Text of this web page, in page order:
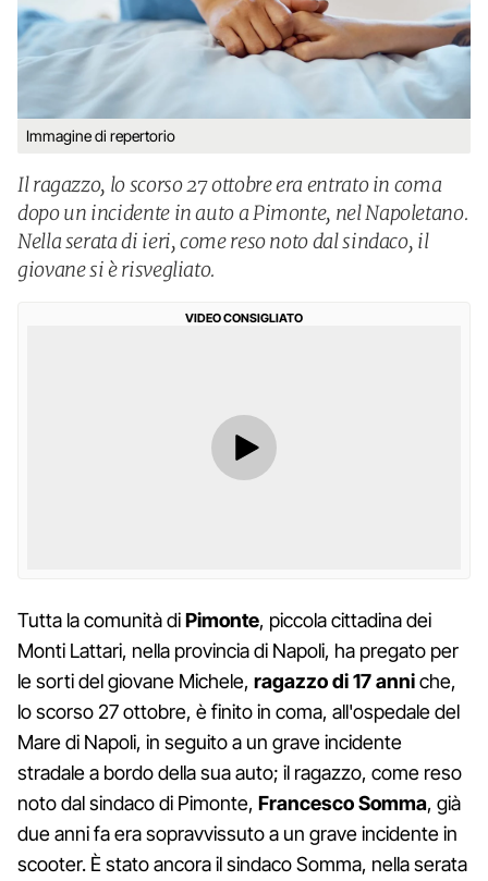
Immagine di repertorio
Il ragazzo, lo scorso 27 ottobre era entrato in coma
dopo un incidente in auto a Pimonte, nel Napoletano.
Nella serata di ieri, come reso noto dal sindaco, il
giovane si è risvegliato.
VIDEO CONSIGLIATO
Tutta la comunità diPimonte, piccola cittadina dei
Monti Lattari, nella provincia di Napoli, ha pregato per
le sorti del giovane Michele, ragazzo di 17 anniche,
lo scorso 27 ottobre, è finito in coma, all'ospedale del
Mare di Napoli, in seguito a un grave incidente
stradale a bordo della sua auto; il ragazzo, come reso
noto dal sindaco di Pimonte, Francesco Somma, già
due anni fa era sopravvissuto a un grave incidente in
scooter. È stato ancora il sindaco Somma, nella serata